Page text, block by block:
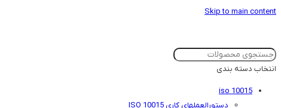
Skip to main content
انتخاب دسته بندی
iso 10015
دستورالعملهای کاری ISO 10015